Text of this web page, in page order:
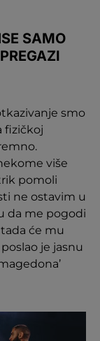
SAMO
smo
fizičkoj
više
pomoli
ne ostavim u
da me pogodi
će mu
je jasnu